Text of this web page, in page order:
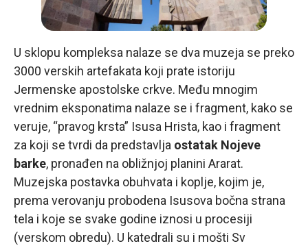
U sklopu kompleksa nalaze se dva muzeja se preko
3000 verskih artefakata koji prate istoriju
Jermenske apostolske crkve. Među mnogim
vrednim eksponatima nalaze se i fragment, kako se
veruje, “pravog krsta” Isusa Hrista, kao i fragment
za koji se tvrdi da predstavlja ostatak Nojeve
barke, pronađen na obližnjoj planini Ararat.
Muzejska postavka obuhvata i koplje, kojim je,
prema verovanju probodena Isusova bočna strana
tela i koje se svake godine iznosi u procesiji
(verskom obredu). U katedrali su i mošti Sv